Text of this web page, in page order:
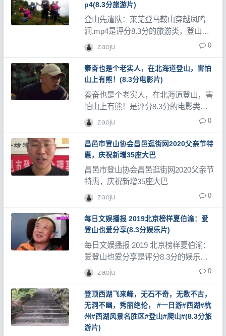
p4(8.3分旅游片)
登山先遣队：莱芜登马鞍山穿越凤鸣
涧.mp4是评分8.3分的旅游类，登山网
记录了大量登山视频、登山教程和登山
记录片。
zaoju 0
秦奋也是个老实人，在北海道登山，害怕
山上有熊！(8.3分电影片)
秦奋也是个老实人，在北海道登山，害
怕山上有熊！是评分8.3分的电影类，
登山网记录了大量登山视频、登山教程
和登山记录片。
zaoju 0
昌邑市登山协会昌邑逛街网2020父亲节特
惠，庆祝新增35座大巴
昌邑市登山协会昌邑逛街网2020父亲节
特惠，庆祝新增35座大巴
zaoju
0
每日文娱播报 2019北京榜样夏伯渝：爱
登山也爱分享(8.3分娱乐片)
每日文娱播报 2019 北京榜样夏伯渝：
爱登山也爱分享是评分8.3分的娱乐
类，登山网记录了大量登山视频、登山
教程和登山记录片。
zaoju 0
登顶西湖飞来峰，无石不奇，无数不古，
无洞不幽，秀丽绝伦， #一日游#西湖#杭
州#西湖风景名胜区#登山#爬山#(8.3分旅
游片)